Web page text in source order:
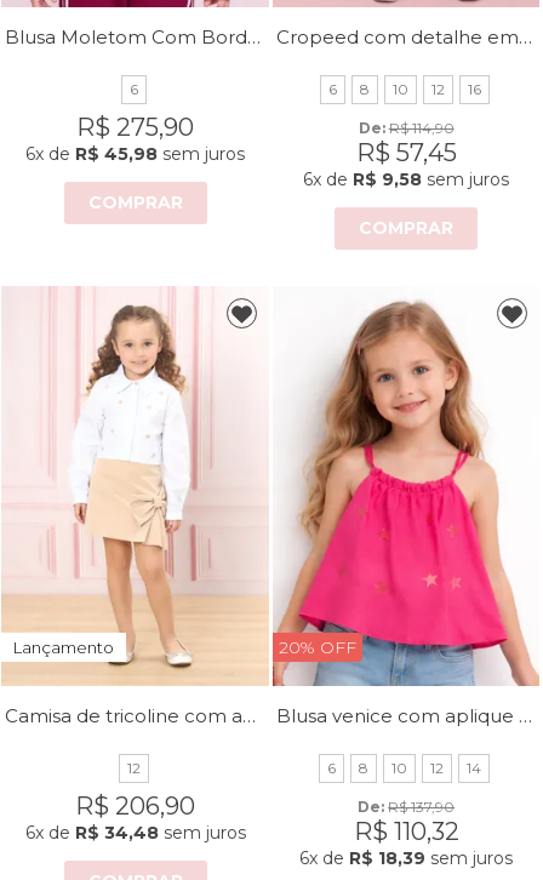
Blusa Moletom Com Bordados De Estrela Nas Mangas
6
R$ 275,90
6x de R$ 45,98 sem juros
COMPRAR
Cropeed com detalhe em viés
6 8 10 12 16
De: R$ 114,90
R$ 57,45
6x de R$ 9,58 sem juros
COMPRAR
Lançamento
Camisa de tricoline com aplique de corações
12
R$ 206,90
6xde R$ 34,48sem juros
20% OFF
Blusa venice com aplique de estrelas
6 8 10 12 14
De: R$ 137,90
R$ 110,32
6x de R$ 18,39 sem juros